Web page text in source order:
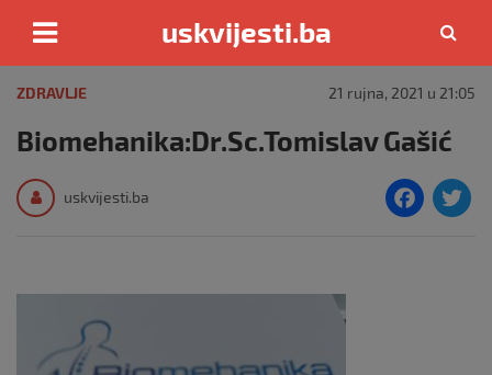
content
uskvijesti.ba
ZDRAVLJE 21 rujna, 2021 u 21:05
Biomehanika:Dr.Sc.Tomislav Gašić
uskvijesti.ba
F